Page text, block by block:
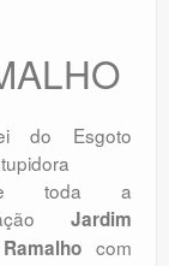
do Esgoto
toda a
Jardim
com